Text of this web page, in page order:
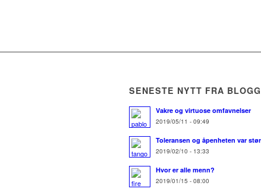
SENESTE NYTT FRA
Vakre og virtuose omfavnelser
2019/05/11 - 09:49
Toleransen og åpenheten var
2019/02/10 - 13:33
Hvor er alle menn?
2019/01/15 - 08:00